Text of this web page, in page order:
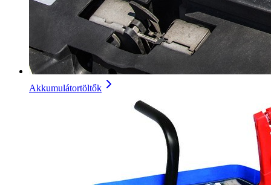
Akkumulátortöltők